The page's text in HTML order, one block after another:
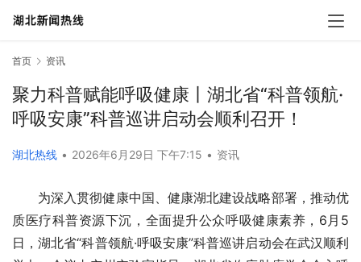
首页 资讯
聚力科普赋能呼吸健康丨湖北省“科普领航·
呼吸安康”科普巡讲启动会顺利召开！
湖北热线 • 2026年6月29日 下午7:15 • 资讯
为深入贯彻健康中国、健康湖北建设战略部署，推动优
质医疗科普资源下沉，全面提升公众呼吸健康素养，6月5
日，湖北省“科普领航·呼吸安康”科普巡讲启动会在武汉顺利